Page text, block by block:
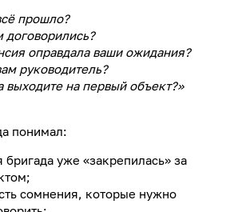
прошло?
договорились?
оправдала ваши ожидания?
руководитель?
выходите на первый объект?»
понимал:
бригада уже «закрепилась» за
сомнения, которые нужно